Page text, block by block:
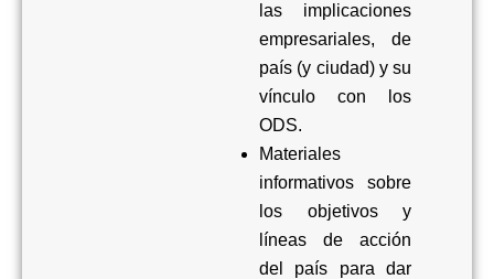
las implicaciones
empresariales, de
país (y ciudad) y su
vínculo con los
ODS.
Materiales
informativos sobre
los objetivos y
líneas de acción
del país para dar